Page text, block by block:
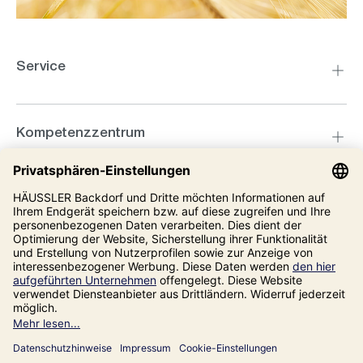
Service
Kompetenzzentrum
Informationen
Unsere Adresse